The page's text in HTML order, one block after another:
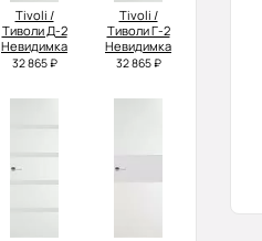
Tivoli /
Тиволи Д-2
Невидимка
32 865 ₽
Tivoli /
Тиволи Г-2
Невидимка
32 865 ₽